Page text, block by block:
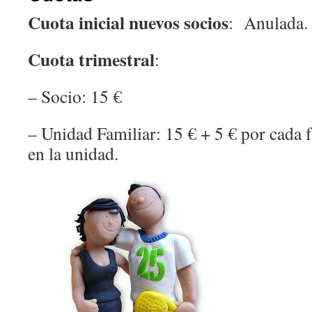
Cuota inicial nuevos socios: Anulada.
Cuota trimestral:
– Socio: 15 €
– Unidad Familiar: 15 € + 5 € por cada
en la unidad.